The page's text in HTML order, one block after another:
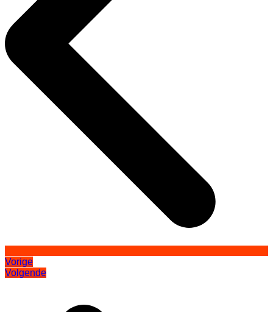
Vorige
Volgende